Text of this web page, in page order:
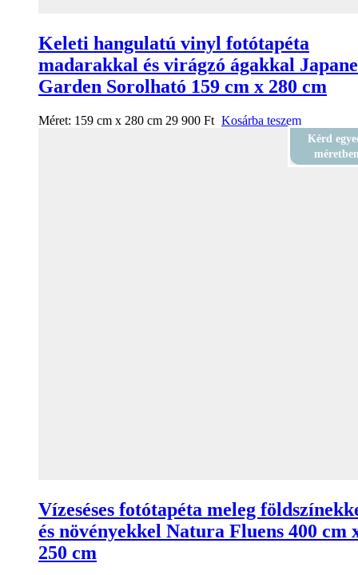
Keleti hangulatú vinyl fotótapéta
madarakkal és virágzó ágakkal
Garden Sorolható 159 cm x 280 cm
Méret: 159 cm x 280 cm 29 900 Ft Kosárba teszem
Kérd
Vízeséses fotótapéta meleg
és növényekkel Natura Fluens 400 cm
250 cm